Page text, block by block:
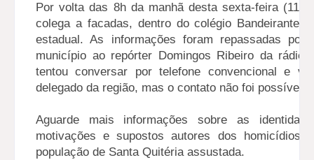
Por volta das 8h da manhã desta sexta-feira (11),
colega a facadas, dentro do colégio
estadual. As informações foram repassadas por
município ao repórter Domingos Ribeiro da rádio
tentou conversar por telefone convencional e
delegado da região, mas o contato não foi possível.
Aguarde mais informações sobre as
motivações e supostos autores dos homicídios,
população de Santa Quitéria assustada.